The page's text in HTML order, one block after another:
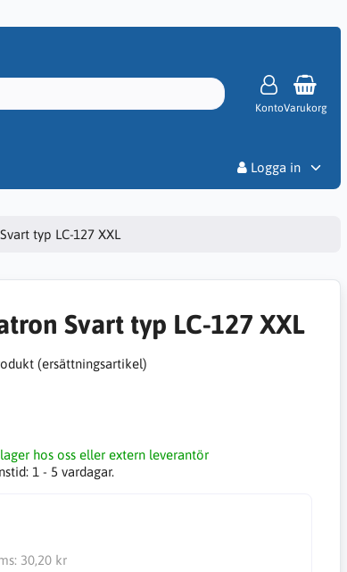
KontoVarukorg
Logga in
typ LC-127 XXL
Svart typ LC-127 XXL
(ersättningsartikel)
hos oss eller extern leverantör
1 - 5 vardagar.
30,20 kr